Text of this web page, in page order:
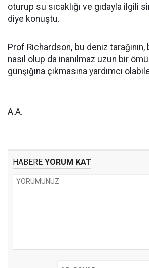
oturup su sıcaklığı ve gıdayla ilgili
diye konuştu.
Prof Richardson, bu deniz tarağının,
nasıl olup da inanılmaz uzun bir ömür
günşığına çıkmasına yardımcı
A.A.
HABERE YORUM KAT